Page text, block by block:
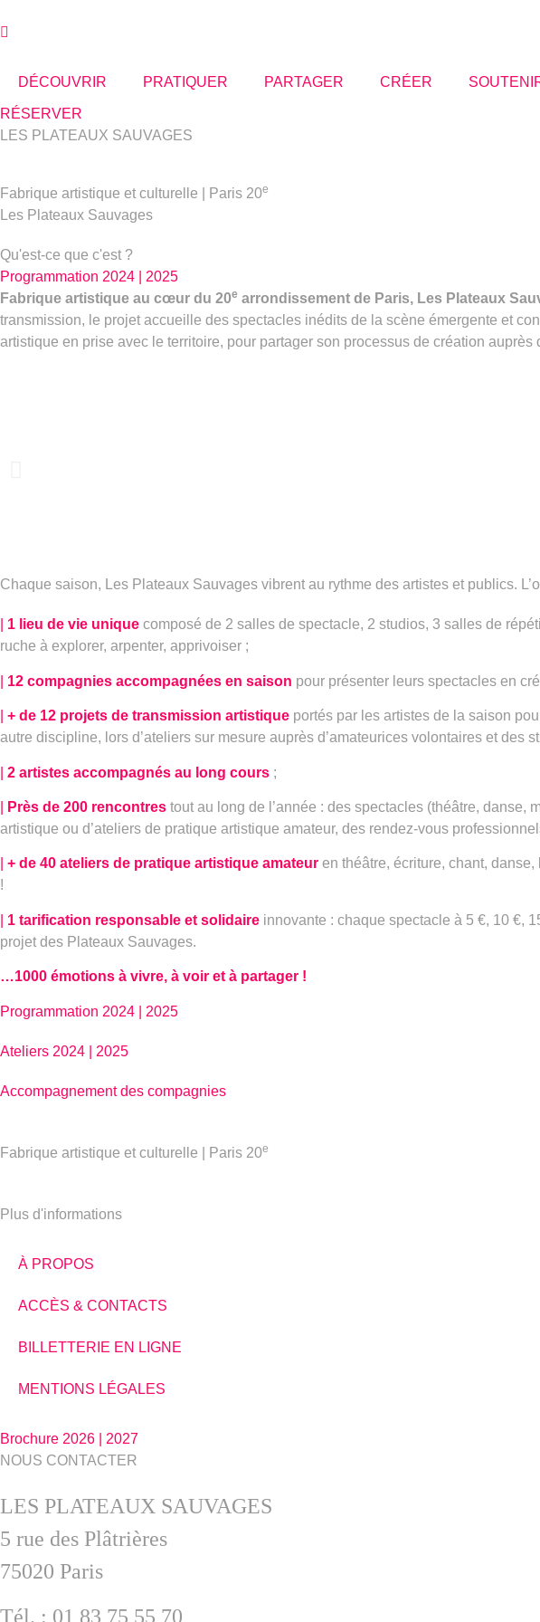
au
DÉCOUVRIR
PRATIQUER PARTAGER CRÉER
RÉSERVER
LES PLATEAUX SAUVAGES
Fabrique artistique et culturelle | Paris 20e
Les Plateaux Sauvages
Qu'est-ce que c'est ?
Programmation 2024 | 2025
Fabrique artistique au cœur du 20e arrondissement de Paris, Les Plateaux
transmission, le projet accueille des spectacles inédits de la scène émergente et
artistique en prise avec le territoire, pour partager son processus de création auprès
Chaque saison, Les Plateaux Sauvages vibrent au rythme des artistes et publics.
1 lieu de vie unique composé de 2 salles de spectacle, 2 studios, 3 salles de
ruche à explorer, arpenter, apprivoiser ;
12 compagnies accompagnées en saison pour présenter leurs spectacles en
+ de 12 projets de transmission artistique portés par les artistes de la saison
autre discipline, lors d’ateliers sur mesure auprès d’amateurices volontaires et des
2 artistes accompagnés au long cours ;
Près de 200 rencontres tout au long de l’année : des spectacles (théâtre,
artistique ou d’ateliers de pratique artistique amateur, des rendez-vous
+ de 40 ateliers de pratique artistique amateur en théâtre, écriture, chant,
!
1 tarification responsable et solidaire innovante : chaque spectacle à 5 €, 10 €,
projet des Plateaux Sauvages.
…1000 émotions à vivre, à voir et à partager !
Programmation 2024 | 2025
Ateliers 2024 | 2025
Accompagnement des compagnies
Fabrique artistique et culturelle | Paris 20e
Plus d'informations
À PROPOS
ACCÈS & CONTACTS
BILLETTERIE EN LIGNE
MENTIONS LÉGALES
Brochure 2026 | 2027
NOUS CONTACTER
LES PLATEAUX SAUVAGES
5 rue des Plâtrières
75020 Paris
Tél. : 01 83 75 55 70